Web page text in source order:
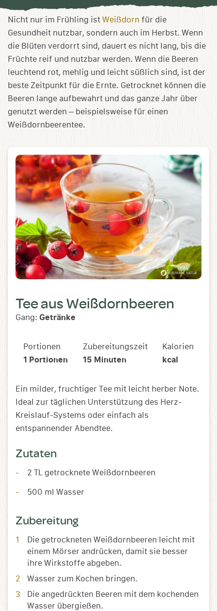
speichern
Nicht nur im Frühling ist Weißdorn für die
Gesundheit nutzbar, sondern auch im Herbst. Wenn
die Blüten verdorrt sind, dauert es nicht lang, bis die
Früchte reif und nutzbar werden. Wenn die Beeren
leuchtend rot, mehlig und leicht süßlich sind, ist der
beste Zeitpunkt für die Ernte. Getrocknet können die
Beeren lange aufbewahrt und das ganze Jahr über
genutzt werden – beispielsweise für einen
Weißdornbeerentee.
Tee aus Weißdornbeeren
Gang: Getränke
Portionen
1 Portionen
Zubereitungszeit
15 Minuten
Kalorien
kcal
Ein milder, fruchtiger Tee mit leicht herber Note.
Ideal zur täglichen Unterstützung des Herz-
Kreislauf-Systems oder einfach als
entspannender Abendtee.
Zutaten
2 TL getrocknete Weißdornbeeren
500 ml Wasser
Zubereitung
Die getrockneten Weißdornbeeren leicht mit
einem Mörser andrücken, damit sie besser
ihre Wirkstoffe abgeben.
Wasser zum Kochen bringen.
Die angedrückten Beeren mit dem kochenden
Wasser übergießen.